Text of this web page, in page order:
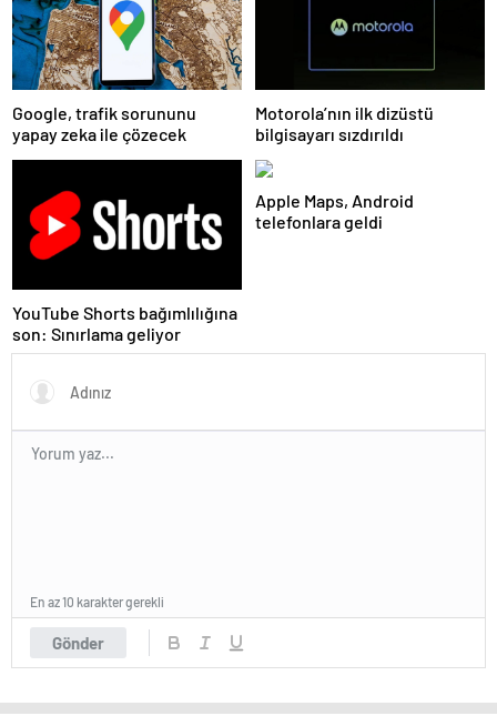
Google, trafik sorununu
yapay zeka ile çözecek
Motorola’nın ilk dizüstü
bilgisayarı sızdırıldı
YouTube Shorts bağımlılığına
son: Sınırlama geliyor
Apple Maps, Android
telefonlara geldi
Gönder
En az 10 karakter gerekli